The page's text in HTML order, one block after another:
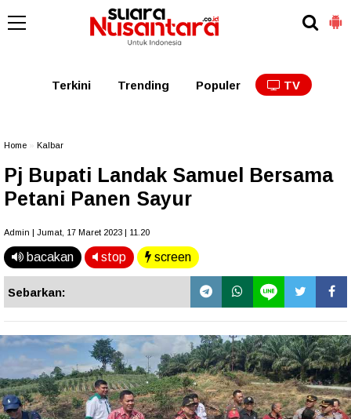
Kalbar Kalteng
Terkini Trending Populer TV
Home Kalbar
Pj Bupati Landak Samuel Bersama
Petani Panen Sayur
Admin | Jumat, 17 Maret 2023 | 11.20
bacakan stop screen
Sebarkan: